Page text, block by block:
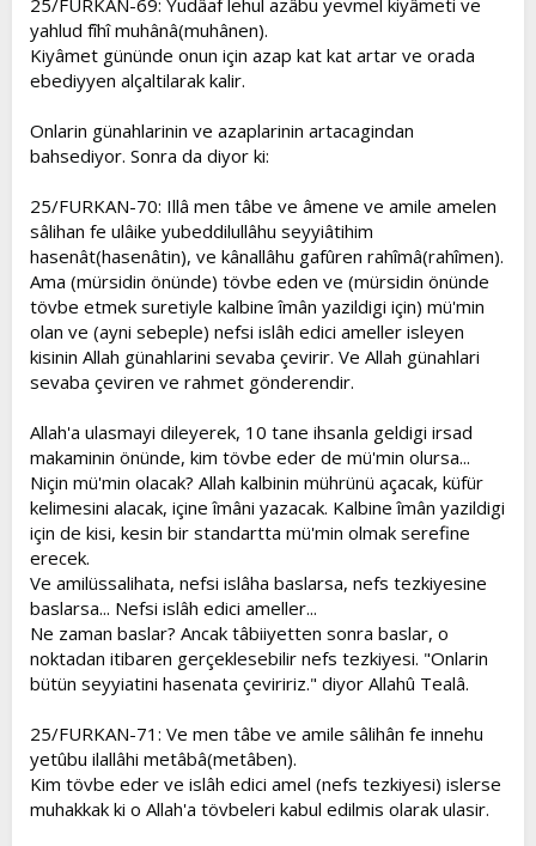
25/FURKAN-69: Yudâaf lehul azâbu yevmel kiyâmeti ve
yahlud fîhî muhânâ(muhânen).
Kiyâmet gününde onun için azap kat kat artar ve orada
ebediyyen alçaltilarak kalir.
Onlarin günahlarinin ve azaplarinin artacagindan
bahsediyor. Sonra da diyor ki:
25/FURKAN-70: Illâ men tâbe ve âmene ve amile amelen
sâlihan fe ulâike yubeddilullâhu seyyiâtihim
hasenât(hasenâtin), ve kânallâhu gafûren rahîmâ(rahîmen).
Ama (mürsidin önünde) tövbe eden ve (mürsidin önünde
tövbe etmek suretiyle kalbine îmân yazildigi için) mü'min
olan ve (ayni sebeple) nefsi islâh edici ameller isleyen
kisinin Allah günahlarini sevaba çevirir. Ve Allah günahlari
sevaba çeviren ve rahmet gönderendir.
Allah'a ulasmayi dileyerek, 10 tane ihsanla geldigi irsad
makaminin önünde, kim tövbe eder de mü'min olursa...
Niçin mü'min olacak? Allah kalbinin mührünü açacak, küfür
kelimesini alacak, içine îmâni yazacak. Kalbine îmân yazildigi
için de kisi, kesin bir standartta mü'min olmak serefine
erecek.
Ve amilüssalihata, nefsi islâha baslarsa, nefs tezkiyesine
baslarsa... Nefsi islâh edici ameller...
Ne zaman baslar? Ancak tâbiiyetten sonra baslar, o
noktadan itibaren gerçeklesebilir nefs tezkiyesi. "Onlarin
bütün seyyiatini hasenata çeviririz." diyor Allahû Tealâ.
25/FURKAN-71: Ve men tâbe ve amile sâlihân fe innehu
yetûbu ilallâhi metâbâ(metâben).
Kim tövbe eder ve islâh edici amel (nefs tezkiyesi) islerse
muhakkak ki o Allah'a tövbeleri kabul edilmis olarak ulasir.